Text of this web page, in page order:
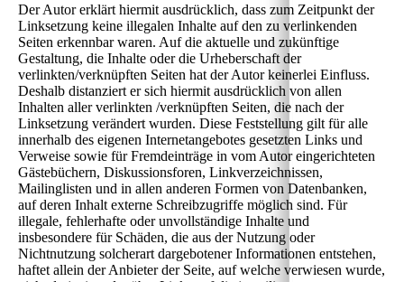
Der Autor erklärt hiermit ausdrücklich, dass zum Zeitpunkt der
Linksetzung keine illegalen Inhalte auf den zu verlinkenden
Seiten erkennbar waren. Auf die aktuelle und zukünftige
Gestaltung, die Inhalte oder die Urheberschaft der
verlinkten/verknüpften Seiten hat der Autor keinerlei Einfluss.
Deshalb distanziert er sich hiermit ausdrücklich von allen
Inhalten aller verlinkten /verknüpften Seiten, die nach der
Linksetzung verändert wurden. Diese Feststellung gilt für alle
innerhalb des eigenen Internetangebotes gesetzten Links und
Verweise sowie für Fremdeinträge in vom Autor eingerichteten
Gästebüchern, Diskussionsforen, Linkverzeichnissen,
Mailinglisten und in allen anderen Formen von Datenbanken,
auf deren Inhalt externe Schreibzugriffe möglich sind. Für
illegale, fehlerhafte oder unvollständige Inhalte und
insbesondere für Schäden, die aus der Nutzung oder
Nichtnutzung solcherart dargebotener Informationen entstehen,
haftet allein der Anbieter der Seite, auf welche verwiesen wurde,